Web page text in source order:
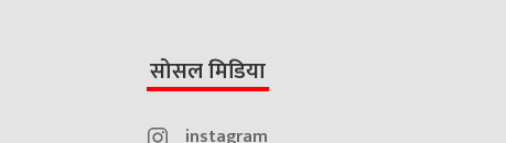
सोसल मिडिया
instagram